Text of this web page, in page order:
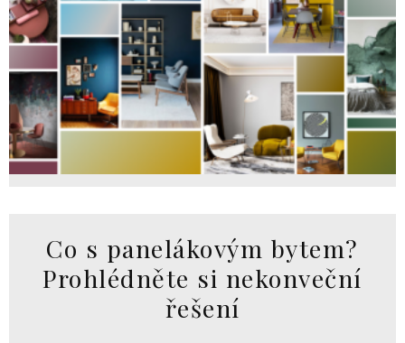
Co s panelákovým bytem?
Prohlédněte si nekonveční
řešení